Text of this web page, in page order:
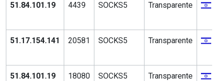
51.84.101.19 4439 SOCKS5 Transparente
51.17.154.141 20581 SOCKS5 Transparente
51.84.101.19 18080 SOCKS5 Transparente